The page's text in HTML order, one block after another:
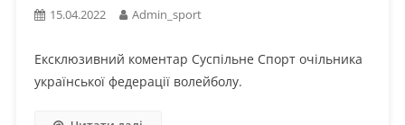
15.04.2022 Admin_sport
Ексклюзивний коментар Суспільне Спорт очільника
української федерації волейболу.